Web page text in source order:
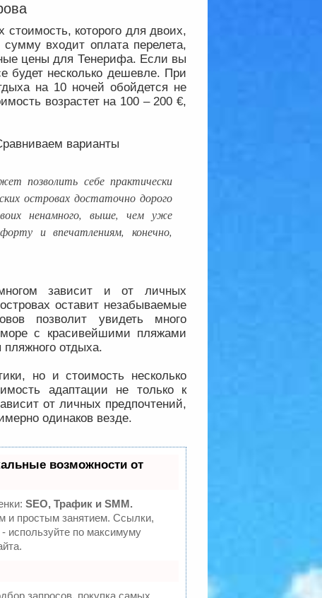
которого для двоих,
входит оплата перелета,
цены для Тенерифа. Если вы
будет несколько дешевле. При
на 10 ночей обойдется не
возрастет на 100 – 200 €,
позволить себе практически
островах достаточно дорого
ненамного, выше, чем уже
и впечатлениям, конечно,
зависит и от личных
оставит незабываемые
позволит увидеть много
с красивейшими пляжами
отдыха.
но и стоимость несколько
адаптации не только к
от личных предпочтений,
одинаков везде.
возможности от
SEO, Трафик и SMM.
и простым занятием. Ссылки,
используйте по максимуму
запросов, покупка самых